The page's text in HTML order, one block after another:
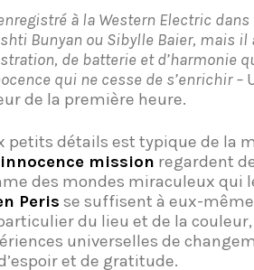
à la Western Electric
Bunyan ou Sibylle Baier, mais il
de batterie et d’harmonie
qui ne cesse de s’enrichir –
de la première heure.
petits détails est typique de la
mission regardent
des mondes miraculeux qui
Peris se suffisent à eux-
du lieu et de la
universelles de
et de gratitude.